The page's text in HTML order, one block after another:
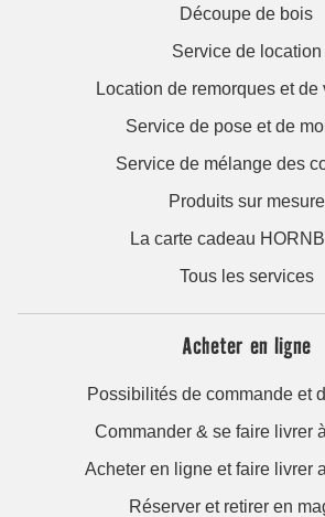
Découpe de bois
Service de location
Location de remorques et de
Service de pose et de
Service de mélange des
Produits sur mesure
La carte cadeau
Tous les services
Acheter en ligne
Possibilités de commande et
Commander & se faire livrer
Acheter en ligne et faire livrer
Réserver et retirer en